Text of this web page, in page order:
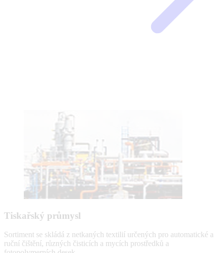
Tiskařský průmysl
Sortiment se skládá z netkaných textilií určených pro automatické a
ruční čištění, různých čisticích a mycích prostředků a